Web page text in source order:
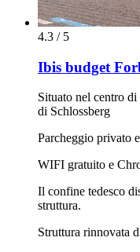
4.3 / 5
Ibis budget
Situato nel centro
di Schlossberg
Parcheggio privato
WIFI gratuito e
Il confine tedesco
struttura.
Struttura rinnovata